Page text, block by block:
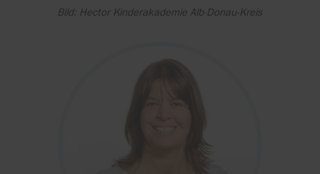
Bild: Hector Kinderakademie Alb-Donau-Kreis